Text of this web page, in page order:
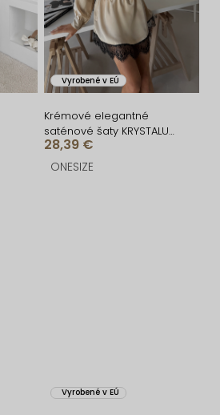
Vyrobené v EÚ
Krémové elegantné
saténové šaty KRYSTALU
s čipkou
28,39 €
ONESIZE
Vyrobené v EÚ